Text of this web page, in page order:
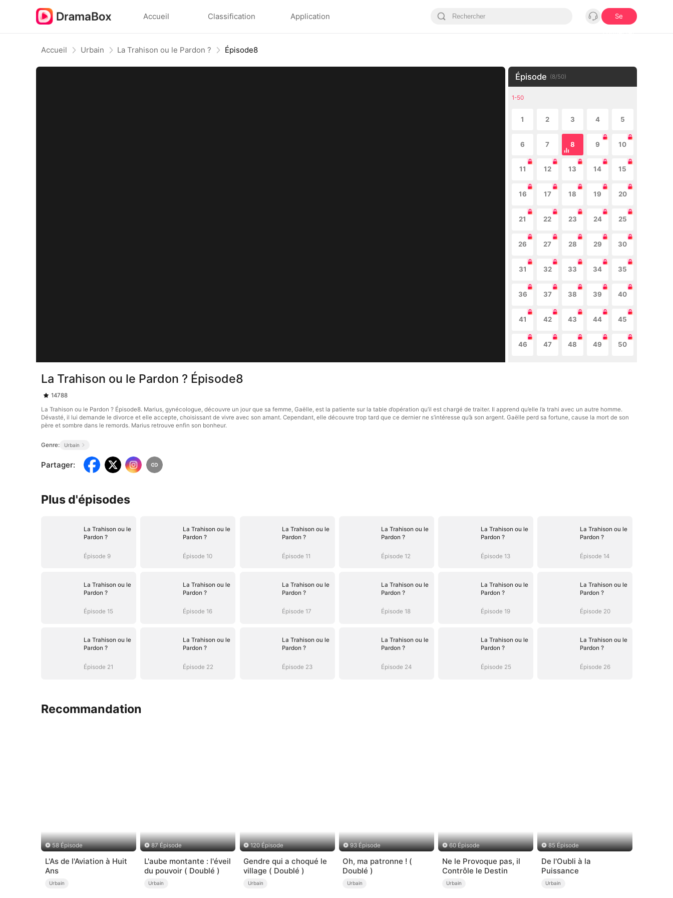
Accueil Classification Application Se
Accueil Urbain La Trahison ou le Pardon ? Épisode8
Épisode (8/50)
1-50
1 2 3 4 5
6 7 8 9 10
11 12 13 14 15
16 17 18 19 20
21 22 23 24 25
26 27 28 29 30
31 32 33 34 35
36 37 38 39 40
41 42 43 44 45
46 47 48 49 50
La Trahison ou le Pardon ? Épisode8
14788
La Trahison ou le Pardon ? Épisode8. Marius, gynécologue, découvre un jour que sa femme, Gaëlle, est la patiente sur la table d’opération qu’il est chargé de traiter. Il apprend qu’elle l’a trahi avec un autre homme.
Dévasté, il lui demande le divorce et elle accepte, choisissant de vivre avec son amant. Cependant, elle découvre trop tard que ce dernier ne s’intéresse qu’à son argent. Gaëlle perd sa fortune, cause la mort de son
père et sombre dans le remords. Marius retrouve enfin son bonheur.
Genre: Urbain
Partager:
Plus d'épisodes
La Trahison ou le
Pardon ?
Épisode 9
La Trahison ou le
Pardon ?
Épisode 10
La Trahison ou le
Pardon ?
Épisode 11
La Trahison ou le
Pardon ?
Épisode 12
La Trahison ou le
Pardon ?
Épisode 13
La Trahison ou le
Pardon ?
Épisode 14
La Trahison ou le
Pardon ?
Épisode 15
La Trahison ou le
Pardon ?
Épisode 16
La Trahison ou le
Pardon ?
Épisode 17
La Trahison ou le
Pardon ?
Épisode 18
La Trahison ou le
Pardon ?
Épisode 19
La Trahison ou le
Pardon ?
Épisode 20
La Trahison ou le
Pardon ?
Épisode 21
La Trahison ou le
Pardon ?
Épisode 22
La Trahison ou le
Pardon ?
Épisode 23
La Trahison ou le
Pardon ?
Épisode 24
La Trahison ou le
Pardon ?
Épisode 25
La Trahison ou le
Pardon ?
Épisode 26
Recommandation
58 Épisode
L'As de l'Aviation à Huit
Ans
Urbain
87 Épisode
L'aube montante : l'éveil
du pouvoir ( Doublé )
Urbain
120 Épisode
Gendre qui a choqué le
village ( Doublé )
Urbain
93 Épisode
Oh, ma patronne ! (
Doublé )
Urbain
60 Épisode
Ne le Provoque pas, il
Contrôle le Destin
Urbain
85 Épisode
De l'Oubli à la
Puissance
Urbain